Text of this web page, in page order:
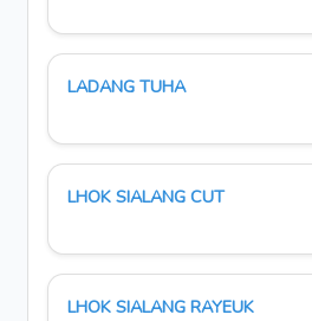
LADANG TUHA
LHOK SIALANG CUT
LHOK SIALANG RAYEUK